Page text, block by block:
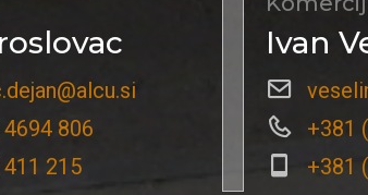
806
215
Ivan
+381
+381